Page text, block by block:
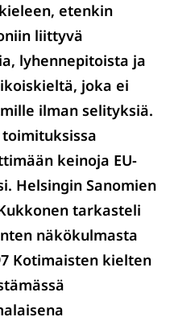
etenkin
liittyvä
lyhennepitoista ja
joka ei
ilman selityksiä.
keinoja EU-
Helsingin Sanomien
tarkasteli
näkökulmasta
Kotimaisten kielten